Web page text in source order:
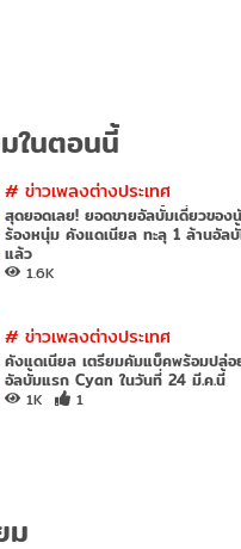
ในตอนนี้
# ข่าวเพลงต่างประเทศ
สุดยอดเลย! ยอดขายอัลบั้มเดี่ยวของ
ร้องหนุ่ม คังแดเนียล ทะลุ 1 ล้านอัล
แล้ว
1.6K
# ข่าวเพลงต่างประเทศ
คังแดเนียล เตรียมคัมแบ็คพร้อมปล่
อัลบั้มแรก Cyan ในวันที่ 24 มี.ค.นี้
1K 1
ม